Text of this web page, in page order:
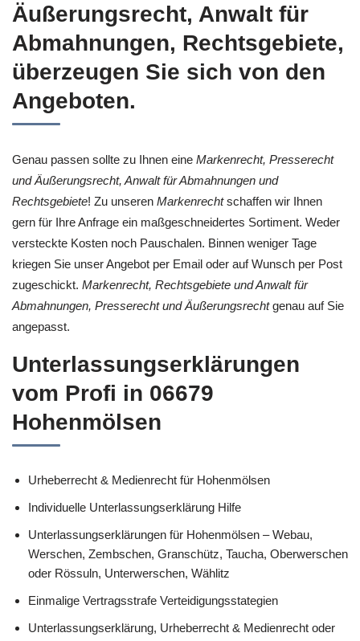
Äußerungsrecht, Anwalt für
Abmahnungen, Rechtsgebiete,
überzeugen Sie sich von den
Angeboten.
Genau passen sollte zu Ihnen eine Markenrecht, Presserecht
und Äußerungsrecht, Anwalt für Abmahnungen und
Rechtsgebiete! Zu unseren Markenrechtschaffen wir Ihnen
gern für Ihre Anfrage ein maßgeschneidertes Sortiment. Weder
versteckte Kosten noch Pauschalen. Binnen weniger Tage
kriegen Sie unser Angebot per Email oder auf Wunsch per Post
zugeschickt. Markenrecht, Rechtsgebiete und Anwalt für
Abmahnungen, Presserecht und Äußerungsrechtgenau auf Sie
angepasst.
Unterlassungserklärungen
vom Profi in 06679
Hohenmölsen
Urheberrecht & Medienrecht für Hohenmölsen
Individuelle Unterlassungserklärung Hilfe
Unterlassungserklärungen für Hohenmölsen – Webau,
Werschen, Zembschen, Granschütz, Taucha, Oberwerschen
oder Rössuln, Unterwerschen, Wählitz
Einmalige Vertragsstrafe Verteidigungsstategien
Unterlassungserklärung, Urheberrecht & Medienrecht oder